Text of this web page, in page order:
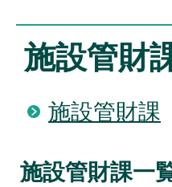
施設管財
施設管財課
施設管財課一